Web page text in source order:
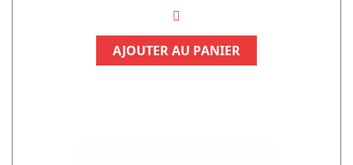
AJOUTER AU PANIER